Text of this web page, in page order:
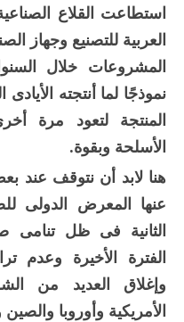
استطاعت القلاع الصناعية
العربية للتصنيع وجهاز
المشروعات خلال
نموذجًا لما أنتجته
المنتجة لتعود مرة
الأسلحة وبقوة.
هنا لابد أن نتوقف عند
عنها المعرض الدولى
الثانية فى ظل تنامى
الفترة الأخيرة وعدم
وإغلاق العديد من
الأمريكية وأوروبا والصين